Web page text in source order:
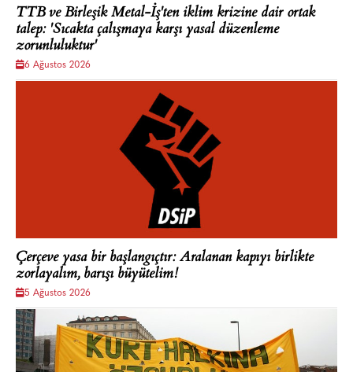
TTB ve Birleşik Metal-İş'ten iklim krizine dair ortak
talep: 'Sıcakta çalışmaya karşı yasal düzenleme
zorunluluktur'
6 Ağustos 2026
Çerçeve yasa bir başlangıçtır: Aralanan kapıyı birlikte
zorlayalım, barışı büyütelim!
5 Ağustos 2026